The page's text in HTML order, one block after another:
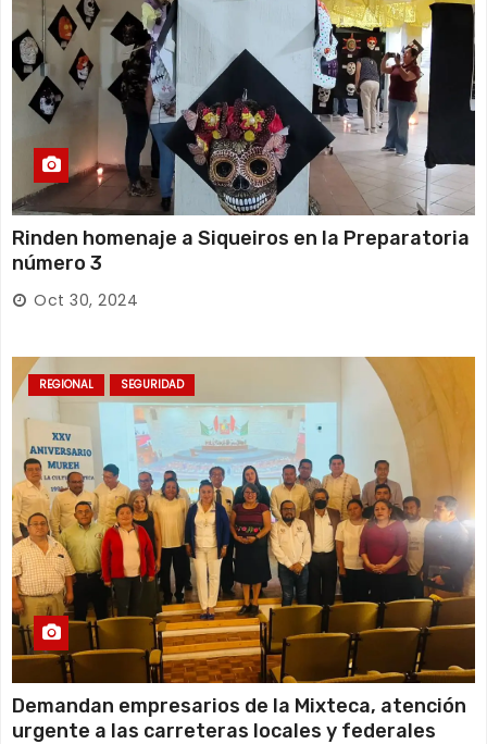
Rinden homenaje a Siqueiros en la Preparatoria
número 3
Oct 30, 2024
REGIONAL SEGURIDAD
Demandan empresarios de la Mixteca, atención
urgente a las carreteras locales y federales